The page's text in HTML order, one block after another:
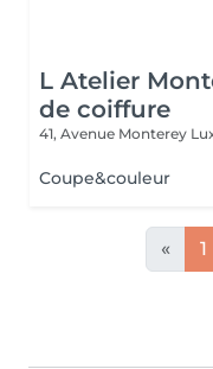
L Atelier
de coiffure
41, Avenue Monterey
Coupe&couleur
« 1